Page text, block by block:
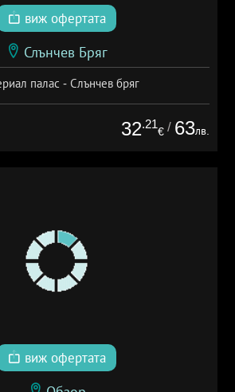
виж офертата
Слънчев Бряг
палас - Слънчев бряг
32.21
€ / 63лв.
виж офертата